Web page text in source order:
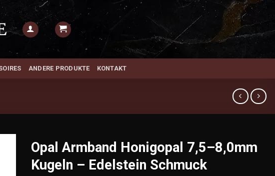
ANDERE PRODUKTE KONTAKT
Opal Armband Honigopal 7,5–8,0mm
Kugeln – Edelstein Schmuck